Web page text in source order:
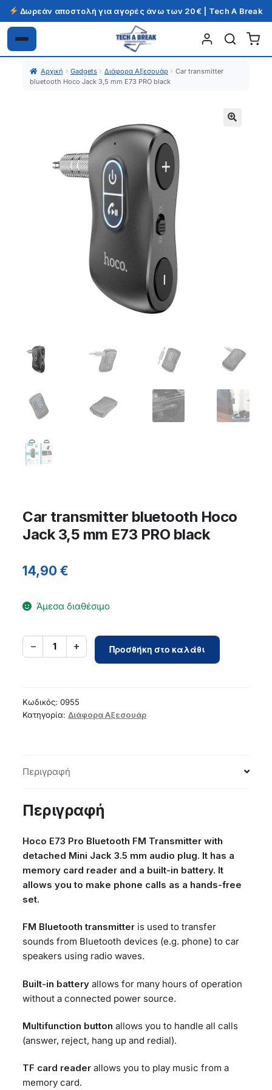
Δωρεάν αποστολή για αγορές άνω των 20€ | Tech A Break
Απευθείας
μετάβαση
Μετάβαση
σε
περιεχόμενο
Αρχική Gadgets Διάφορα Αξεσουάρ
Car transmitter
bluetooth Hoco Jack 3,5 mm E73 PRO black
Car transmitter bluetooth Hoco
Jack 3,5 mm E73 PRO black
14,90€
Άμεσα διαθέσιμο
− 1 +
Car
transmitter
3,5
Προσθήκη στο καλάθι
Κωδικός:0955
Κατηγορία:Διάφορα Αξεσουάρ
Περιγραφή
Περιγραφή
Hoco E73 Pro Bluetooth FM Transmitter with
detached Mini Jack 3.5 mm audio plug. It has a
memory card reader and a built-in battery. It
allows you to make phone calls as a hands-free
set.
FM Bluetooth transmitter is used to transfer
sounds from Bluetooth devices (e.g. phone) to car
speakers using radio waves.
Built-in battery allows for many hours of operation
without a connected power source.
Multifunction button allows you to handle all calls
(answer, reject, hang up and redial).
TF card reader allows you to play music from a
memory card.